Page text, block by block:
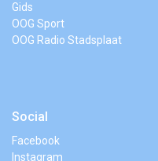
Gids
OOG Sport
OOG Radio Stadsplaat
Social
Facebook
Instagram